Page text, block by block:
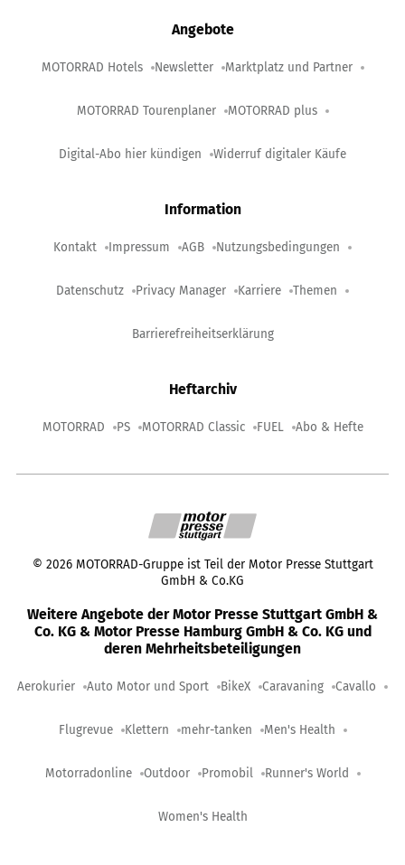
Angebote
MOTORRAD Hotels Newsletter Marktplatz und Partner
MOTORRAD Tourenplaner MOTORRAD plus
Digital-Abo hier kündigen Widerruf digitaler Käufe
Information
Kontakt Impressum AGB Nutzungsbedingungen
Datenschutz Privacy Manager Karriere Themen
Barrierefreiheitserklärung
Heftarchiv
MOTORRAD PS MOTORRAD Classic FUEL Abo & Hefte
© 2026 MOTORRAD-Gruppe ist Teil der Motor Presse Stuttgart
GmbH & Co.KG
Weitere Angebote der Motor Presse Stuttgart GmbH &
Co. KG & Motor Presse Hamburg GmbH & Co. KG und
deren Mehrheitsbeteiligungen
Aerokurier Auto Motor und Sport BikeX Caravaning Cavallo
Flugrevue Klettern mehr-tanken Men's Health
Motorradonline Outdoor Promobil Runner's World
Women's Health